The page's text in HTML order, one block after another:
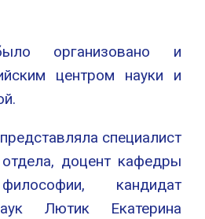
организовано и
центром науки и
специалист
доцент кафедры
кандидат
Лютик Екатерина